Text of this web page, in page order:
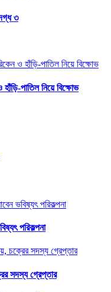
৩
হাঁড়ি-পাতিল নিয়ে বিক্ষোভ
পরিকল্পনা
সদস্য গ্রেপ্তার